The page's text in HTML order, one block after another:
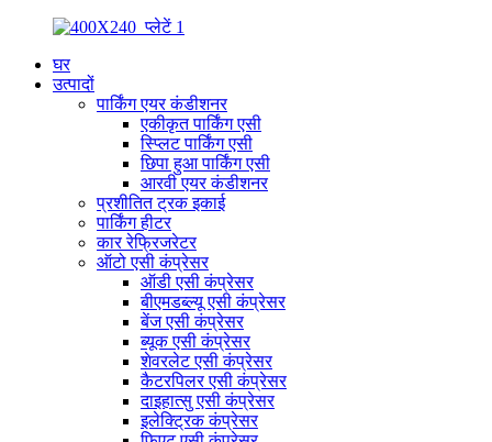
घर
उत्पादों
पार्किंग एयर कंडीशनर
एकीकृत पार्किंग एसी
स्प्लिट पार्किंग एसी
छिपा हुआ पार्किंग एसी
आरवी एयर कंडीशनर
प्रशीतित ट्रक इकाई
पार्किंग हीटर
कार रेफ्रिजरेटर
ऑटो एसी कंप्रेसर
ऑडी एसी कंप्रेसर
बीएमडब्ल्यू एसी कंप्रेसर
बेंज एसी कंप्रेसर
ब्यूक एसी कंप्रेसर
शेवरलेट एसी कंप्रेसर
कैटरपिलर एसी कंप्रेसर
दाइहात्सु एसी कंप्रेसर
इलेक्ट्रिक कंप्रेसर